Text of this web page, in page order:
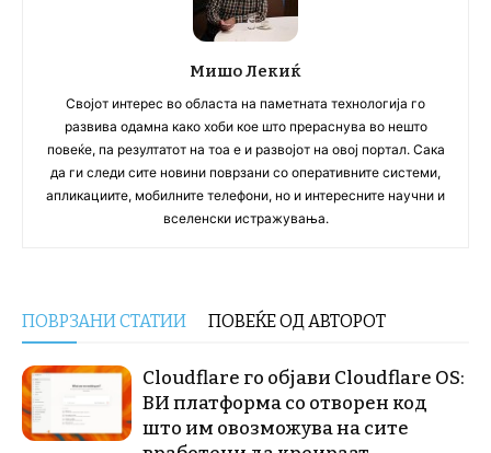
Мишо Лекиќ
Својот интерес во областа на паметната технологија го
развива одамна како хоби кое што прераснува во нешто
повеќе, па резултатот на тоа е и развојот на овој портал. Сака
да ги следи сите новини поврзани со оперативните системи,
апликациите, мобилните телефони, но и интересните научни и
вселенски истражувања.
ПОВРЗАНИ СТАТИИ ПОВЕЌЕ ОД АВТОРОТ
Cloudflare го објави Cloudflare OS:
ВИ платформа со отворен код
што им овозможува на сите